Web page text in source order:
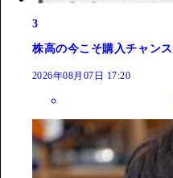
3
株高の今こそ購入チャン
2026年08月07日 17:20